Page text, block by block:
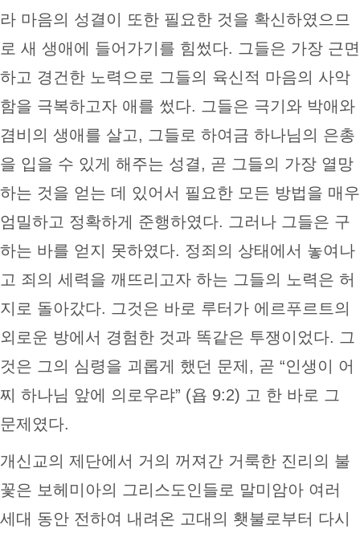
라 마음의 성결이 또한 필요한 것을 확신하였으므
로 새 생애에 들어가기를 힘썼다. 그들은 가장 근면
하고 경건한 노력으로 그들의 육신적 마음의 사악
함을 극복하고자 애를 썼다. 그들은 극기와 박애와
겸비의 생애를 살고, 그들로 하여금 하나님의 은총
을 입을 수 있게 해주는 성결, 곧 그들의 가장 열망
하는 것을 얻는 데 있어서 필요한 모든 방법을 매우
엄밀하고 정확하게 준행하였다. 그러나 그들은 구
하는 바를 얻지 못하였다. 정죄의 상태에서 놓여나
고 죄의 세력을 깨뜨리고자 하는 그들의 노력은 허
지로 돌아갔다. 그것은 바로 루터가 에르푸르트의
외로운 방에서 경험한 것과 똑같은 투쟁이었다. 그
것은 그의 심령을 괴롭게 했던 문제, 곧 “인생이 어
찌 하나님 앞에 의로우랴” (욥 9:2) 고 한 바로 그
문제였다.
개신교의 제단에서 거의 꺼져간 거룩한 진리의 불
꽃은 보헤미아의 그리스도인들로 말미암아 여러
세대 동안 전하여 내려온 고대의 횃불로부터 다시